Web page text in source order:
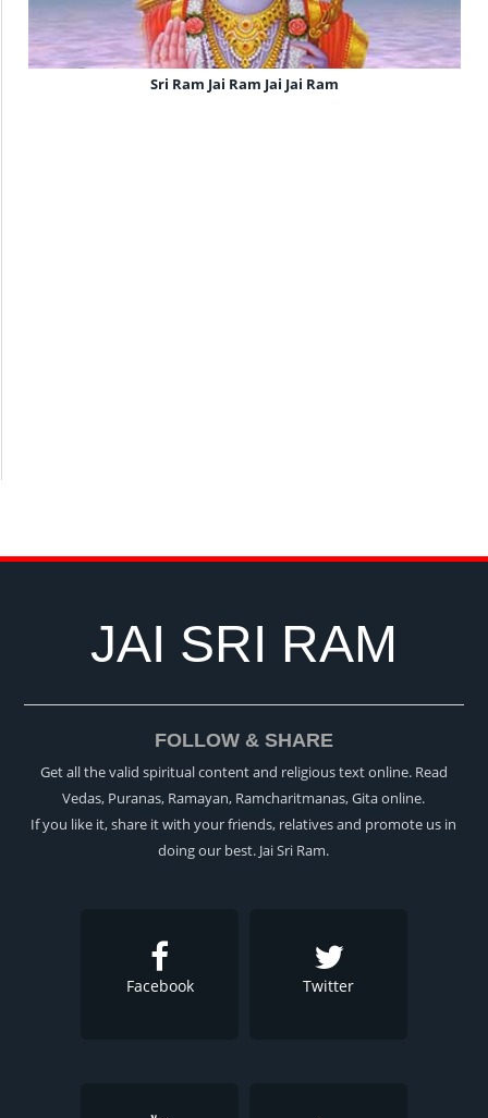
Sri Ram Jai Ram Jai Jai Ram
JAI SRI RAM
FOLLOW & SHARE
Get all the valid spiritual content and religious text online. Read
Vedas, Puranas, Ramayan, Ramcharitmanas, Gita online.
If you like it, share it with your friends, relatives and promote us in
doing our best. Jai Sri Ram.
Facebook Twitter